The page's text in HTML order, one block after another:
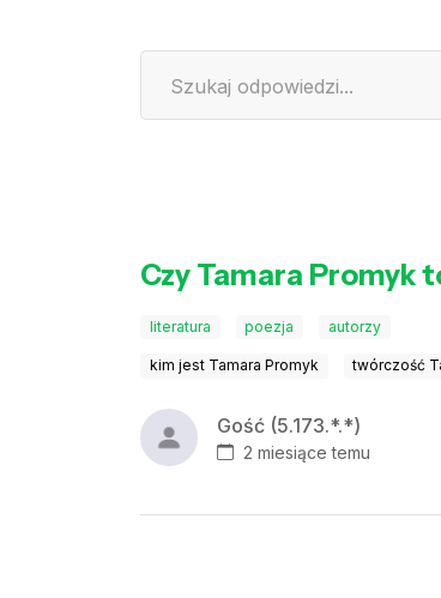
Czy Tamara Promyk
literatura poezja autorzy
kim jest Tamara Promyk twórczość
Gość (5.173.*.*)
2 miesiące temu